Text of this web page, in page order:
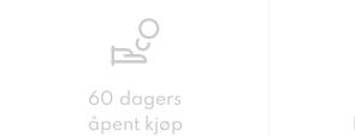
60 dagers
åpent kjøp